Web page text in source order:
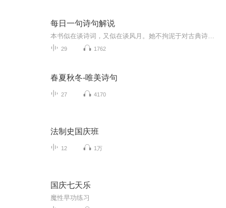
每日一句诗句解说
29 1762
春夏秋冬-唯美诗句
27 4170
法制史国庆班
12 1万
国庆七天乐
魔性早功练习